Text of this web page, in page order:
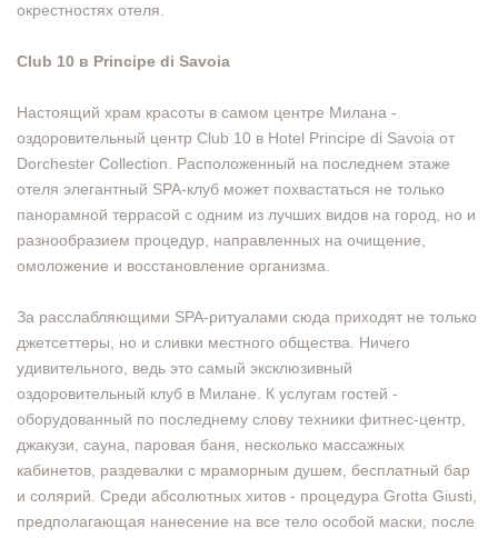
окрестностях отеля.
Club 10 в Principe di Savoia
Настоящий храм красоты в самом центре Милана -
оздоровительный центр Club 10 в Hotel Principe di Savoia от
Dorchester Collection. Расположенный на последнем этаже
отеля элегантный SPA-клуб может похвастаться не только
панорамной террасой с одним из лучших видов на город, но и
разнообразием процедур, направленных на очищение,
омоложение и восстановление организма.
За расслабляющими SPA-ритуалами сюда приходят не только
джетсеттеры, но и сливки местного общества. Ничего
удивительного, ведь это самый эксклюзивный
оздоровительный клуб в Милане. К услугам гостей -
оборудованный по последнему слову техники фитнес-центр,
джакузи, сауна, паровая баня, несколько массажных
кабинетов, раздевалки с мраморным душем, бесплатный бар
и солярий. Среди абсолютных хитов - процедура Grotta Giusti,
предполагающая нанесение на все тело особой маски, после